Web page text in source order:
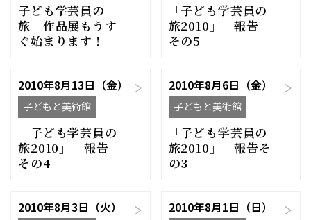
子ども学芸員の
旅 作品展もうす
ぐ始まります！
「子ども学芸員の
旅2010」 報告
その5
2010年8月13日（金）
子どもと美術館
「子ども学芸員の
旅2010」 報告
その4
2010年8月6日（金）
子どもと美術館
「子ども学芸員の
旅2010」 報告そ
の3
2010年8月3日（火） 2010年8月1日（日）